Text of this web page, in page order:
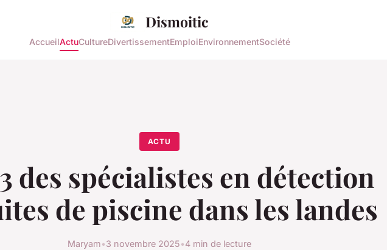
Dismoitic
AccueilActuCultureDivertissementEmploiEnvironnementSociété
ACTU
des spécialistes en détection
de piscine dans les landes
Maryam•3 novembre 2025•4 min de lecture